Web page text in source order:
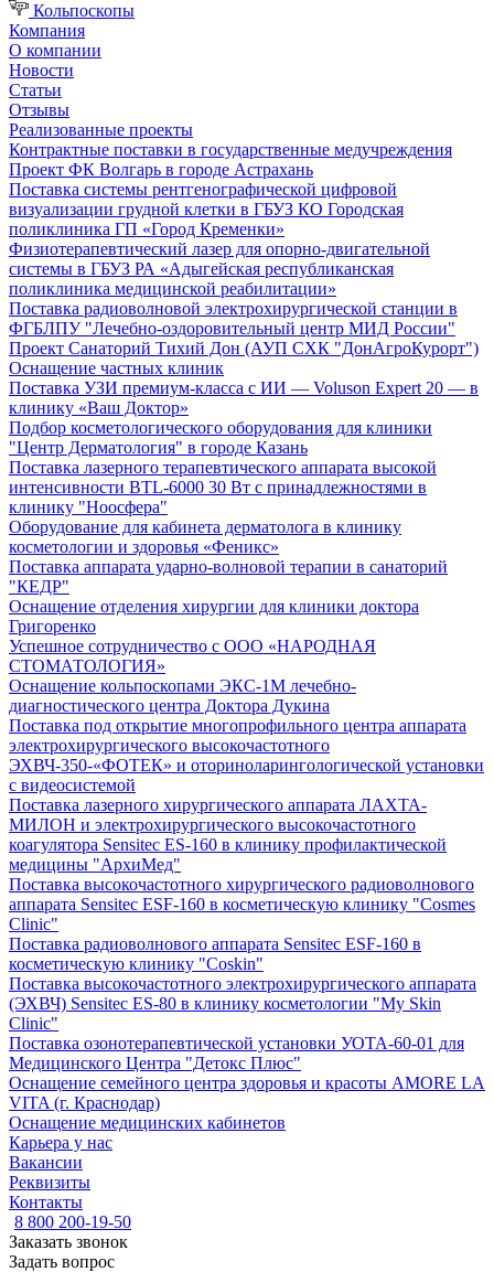
Кольпоскопы
Компания
О компании
Новости
Статьи
Отзывы
Реализованные проекты
Контрактные поставки в государственные медучреждения
Проект ФК Волгарь в городе Астрахань
Поставка системы рентгенографической цифровой
визуализации грудной клетки в ГБУЗ КО Городская
поликлиника ГП «Город Кременки»
Физиотерапевтический лазер для опорно-двигательной
системы в ГБУЗ РА «Адыгейская республиканская
поликлиника медицинской реабилитации»
Поставка радиоволновой электрохирургической станции в
ФГБЛПУ "Лечебно-оздоровительный центр МИД России"
Проект Санаторий Тихий Дон (АУП СХК "ДонАгроКурорт")
Оснащение частных клиник
Поставка УЗИ премиум-класса с ИИ — Voluson Expert 20 — в
клинику «Ваш Доктор»
Подбор косметологического оборудования для клиники
"Центр Дерматология" в городе Казань
Поставка лазерного терапевтического аппарата высокой
интенсивности BTL-6000 30 Вт с принадлежностями в
клинику "Ноосфера"
Оборудование для кабинета дерматолога в клинику
косметологии и здоровья «Феникс»
Поставка аппарата ударно-волновой терапии в санаторий
"КЕДР"
Оснащение отделения хирургии для клиники доктора
Григоренко
Успешное сотрудничество с ООО «НАРОДНАЯ
СТОМАТОЛОГИЯ»
Оснащение кольпоскопами ЭКС-1М лечебно-
диагностического центра Доктора Дукина
Поставка под открытие многопрофильного центра аппарата
электрохирургического высокочастотного
ЭХВЧ-350-«ФОТЕК» и оториноларингологической установки
с видеосистемой
Поставка лазерного хирургического аппарата ЛАХТА-
МИЛОН и электрохирургического высокочастотного
коагулятора Sensitec ES-160 в клинику профилактической
медицины "АрхиМед"
Поставка высокочастотного хирургического радиоволнового
аппарата Sensitec ESF-160 в косметическую клинику "Cosmes
Clinic"
Поставка радиоволнового аппарата Sensitec ESF-160 в
косметическую клинику "Coskin"
Поставка высокочастотного электрохирургического аппарата
(ЭХВЧ) Sensitec ES-80 в клинику косметологии "My Skin
Clinic"
Поставка озонотерапевтической установки УОТА-60-01 для
Медицинского Центра "Детокс Плюс"
Оснащение семейного центра здоровья и красоты AMORE LA
VITA (г. Краснодар)
Оснащение медицинских кабинетов
Карьера у нас
Вакансии
Реквизиты
Контакты
8 800 200-19-50
Заказать звонок
Задать вопрос